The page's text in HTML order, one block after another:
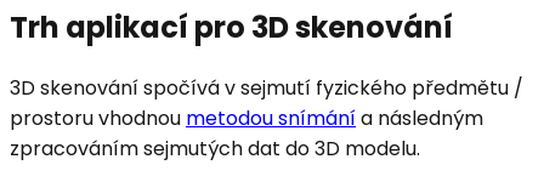
Trh aplikací pro 3D skenování
3D skenování spočívá v sejmutí fyzického předmětu /
prostoru vhodnou metodou snímánía následným
zpracováním sejmutých dat do 3D modelu.